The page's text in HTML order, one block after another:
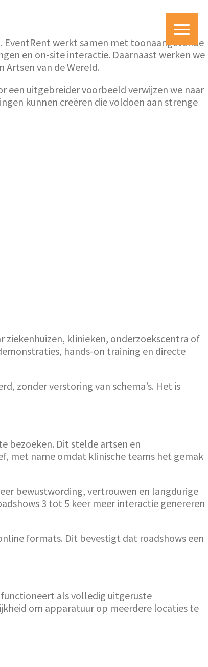
EventRent werkt samen met toonaangevende
en on-site interactie. Daarnaast werken we
Artsen van de Wereld.
een uitgebreider voorbeeld verwijzen we naar
kunnen creëren die voldoen aan strenge
ziekenhuizen, klinieken, onderzoekscentra of
hands-on training en directe
zonder verstoring van schema’s. Het is
bezoeken. Dit stelde artsen en
met name omdat klinische teams het gemak
bewustwording, vertrouwen en langdurige
3 tot 5 keer meer interactie genereren
formats. Dit bevestigt dat roadshows een
functioneert als volledig uitgeruste
om apparatuur op meerdere locaties te